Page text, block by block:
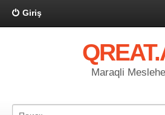
Giriş
Maraqli